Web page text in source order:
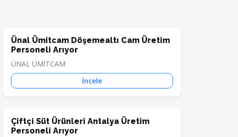
Ünal Ümitcam Döşemealtı Cam Üretim
Personeli Arıyor
ÜNAL ÜMİTCAM
İncele
Çiftçi Süt Ürünleri Antalya Üretim
Personeli Arıyor